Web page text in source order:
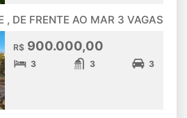
, DE FRENTE AO MAR 3 VAGAS
R$ 900.000,00
3 3 3